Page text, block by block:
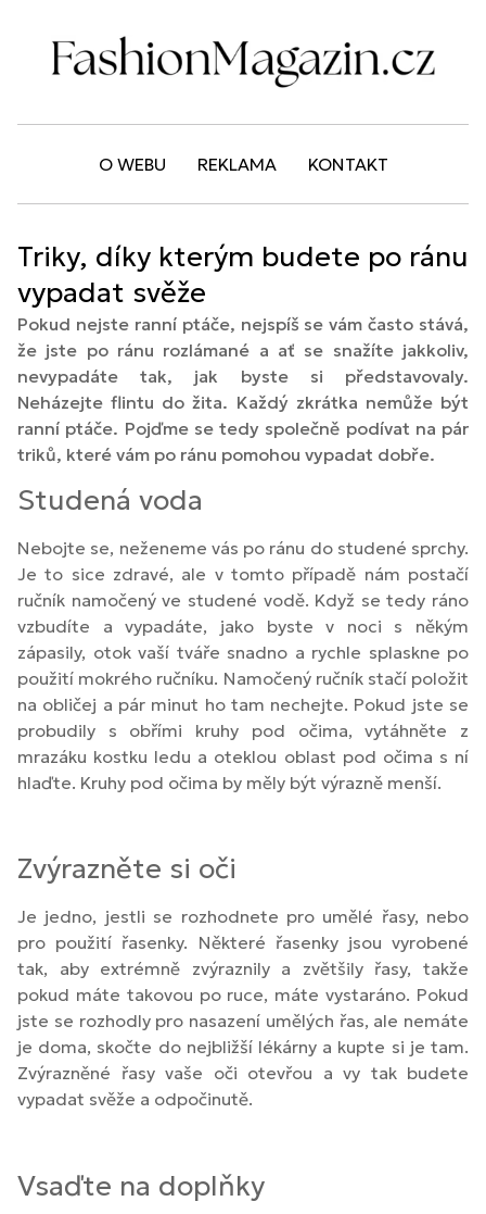
O WEBU REKLAMA KONTAKT
Triky, díky kterým budete po ránu
vypadat svěže
Pokud nejste ranní ptáče, nejspíš se vám často stává,
že jste po ránu rozlámané a ať se snažíte jakkoliv,
nevypadáte tak, jak byste si představovaly.
Neházejte flintu do žita. Každý zkrátka nemůže být
ranní ptáče. Pojďme se tedy společně podívat na pár
triků, které vám po ránu pomohou vypadat dobře.
Studená voda
Nebojte se, neženeme vás po ránu do studené sprchy.
Je to sice zdravé, ale v tomto případě nám postačí
ručník namočený ve studené vodě. Když se tedy ráno
vzbudíte a vypadáte, jako byste v noci s někým
zápasily, otok vaší tváře snadno a rychle splaskne po
použití mokrého ručníku. Namočený ručník stačí položit
na obličej a pár minut ho tam nechejte. Pokud jste se
probudily s obřími kruhy pod očima, vytáhněte z
mrazáku kostku ledu a oteklou oblast pod očima s ní
hlaďte. Kruhy pod očima by měly být výrazně menší.
Zvýrazněte si oči
Je jedno, jestli se rozhodnete pro umělé řasy, nebo
pro použití řasenky. Některé řasenky jsou vyrobené
tak, aby extrémně zvýraznily a zvětšily řasy, takže
pokud máte takovou po ruce, máte vystaráno. Pokud
jste se rozhodly pro nasazení umělých řas, ale nemáte
je doma, skočte do nejbližší lékárny a kupte si je tam.
Zvýrazněné řasy vaše oči otevřou a vy tak budete
vypadat svěže a odpočinutě.
Vsaďte na doplňky